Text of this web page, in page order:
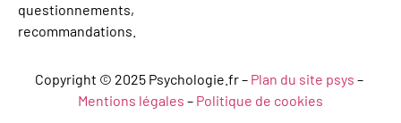
questionnements,
recommandations.
Copyright © 2025 Psychologie.fr – Plan du site psys –
Mentions légales – Politique de cookies